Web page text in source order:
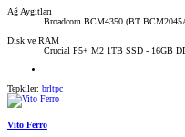
Ağ Aygıtları
Broadcom BCM4350 (BT
Disk ve RAM
Crucial P5+ M2 1TB SSD - 16GB
Tepkiler: brltpc
Vito Ferro